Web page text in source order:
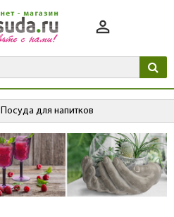
Посуда для напитков